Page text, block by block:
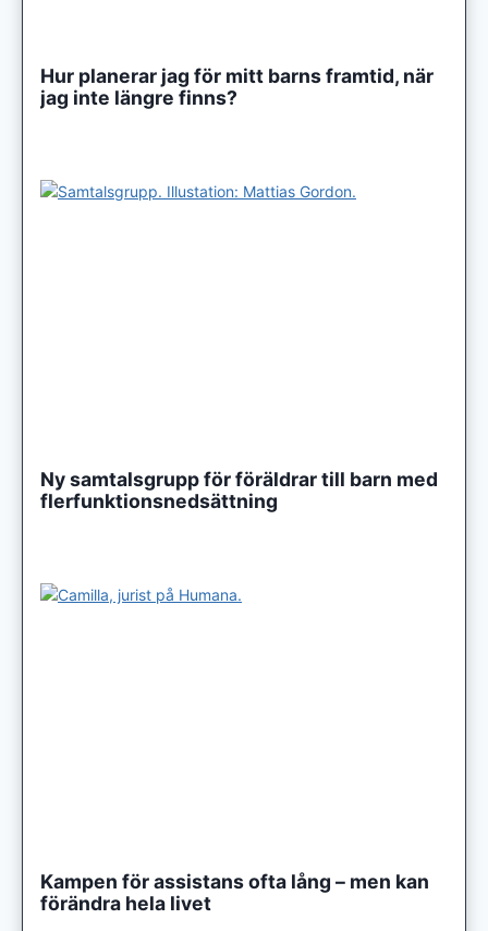
Hur planerar jag för mitt barns framtid, när
jag inte längre finns?
Ny samtalsgrupp för föräldrar till barn med
flerfunktionsnedsättning
Kampen för assistans ofta lång – men kan
förändra hela livet